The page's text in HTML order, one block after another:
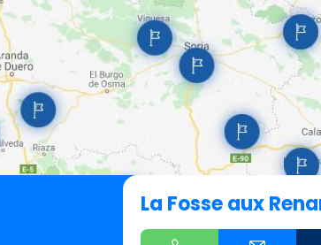
La Fosse aux